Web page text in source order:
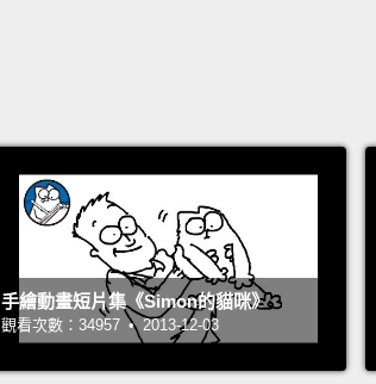
手繪動畫短片集《Simon的貓咪》
觀看次數：34957 • 2013-12-03